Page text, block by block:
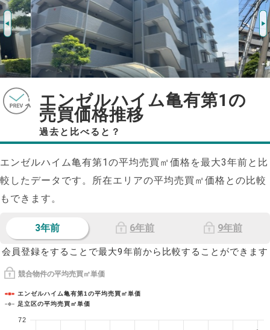
エンゼルハイム亀有第1の
売買価格推移
過去と比べると？
エンゼルハイム亀有第1の平均売買㎡価格を最大3年前と比
較したデータです。所在エリアの平均売買㎡価格との比較
もできます。
3年前 6年前 9年前
会員登録をすることで最大9年前から比較することができます
競合物件の平均売買㎡単価
エンゼルハイム亀有第1の平均売買㎡単価
足立区の平均売買㎡単価
72